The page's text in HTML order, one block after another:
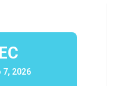
7, 2026